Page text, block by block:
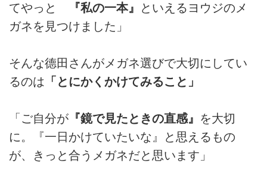
てやっと
『私の一本』
といえるヨウジのメ
ガネを見つけました」
そんな德田さんがメガネ選びで大切にしてい
るのは 「とにかくかけてみること」
「ご自分が 『鏡で見たときの直感』 を大切
に。『一日かけていたいな』と思えるもの
が、きっと合うメガネだと思います」